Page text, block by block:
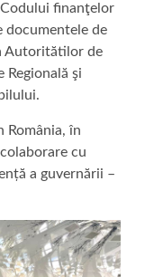
finanţelor
documentele de
Autoritătilor de
şi
România, în
cu
a guvernării –